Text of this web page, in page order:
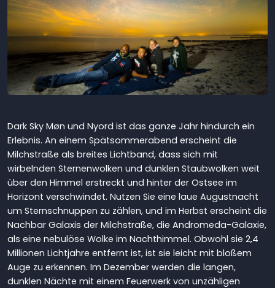
Dark Sky Møn und Nyord ist das ganze Jahr hindurch ein
Erlebnis. An einem Spätsommerabend erscheint die
Milchstraße als breites Lichtband, dass sich mit
wirbelnden Sternenwolken und dunklen Staubwolken weit
über den Himmel erstreckt und hinter der Ostsee im
Horizont verschwindet. Nutzen Sie eine laue Augustnacht
um Sternschnuppen zu zählen, und im Herbst erscheint die
Nachbar Galaxis der Milchstraße, die Andromeda-Galaxie,
als eine nebulöse Wolke im Nachthimmel. Obwohl sie 2,4
Millionen Lichtjahre entfernt ist, ist sie leicht mit bloßem
Auge zu erkennen. Im Dezember werden die langen,
dunklen Nächte mit einem Feuerwerk von unzähligen